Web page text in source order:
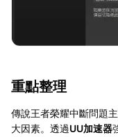
重點整理
傳說王者榮耀中斷問題
大因素。透過UU加速器